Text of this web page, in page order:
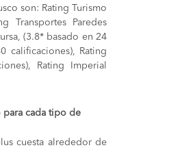
son: Rating Turismo
Transportes Paredes
(3.8* basado en 24
calificaciones), Rating
Rating Imperial
para cada tipo de
cuesta alrededor de